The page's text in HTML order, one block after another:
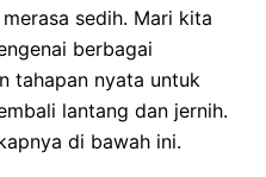
sedih. Mari kita
berbagai
tahapan nyata untuk
lantang dan jernih.
di bawah ini.